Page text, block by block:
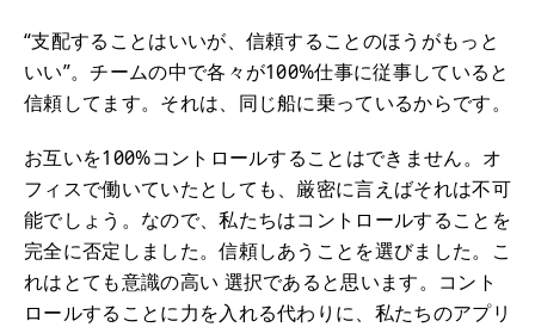
“支配することはいいが、信頼することのほうがもっと
いい”。チームの中で各々が100%仕事に従事していると
信頼してます。それは、同じ船に乗っているからです。
お互いを100%コントロールすることはできません。オ
フィスで働いていたとしても、厳密に言えばそれは不可
能でしょう。なので、私たちはコントロールすることを
完全に否定しました。信頼しあうことを選びました。こ
れはとても意識の高い 選択であると思います。コント
ロールすることに力を入れる代わりに、私たちのアプリ